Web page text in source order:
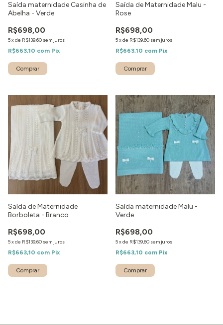
Saída maternidade Casinha de
Abelha - Verde
R$698,00
5xde R$139,60 sem juros
R$663,10 com Pix
Comprar
Saída de Maternidade Malu -
Rose
R$698,00
5xde R$139,60 sem juros
R$663,10 com Pix
Comprar
1/ 2
Saída de Maternidade
Borboleta - Branco
R$698,00
5xde R$139,60 sem juros
R$663,10 com Pix
Comprar
1/8
Saída maternidade Malu -
Verde
R$698,00
5xde R$139,60 sem juros
R$663,10 com Pix
Comprar